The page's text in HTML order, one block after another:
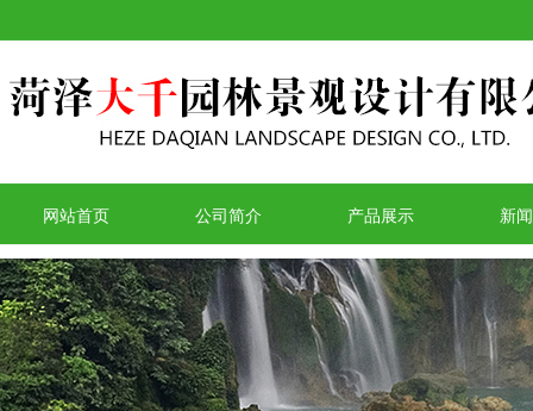
网站首页 公司简介 产品展示 新